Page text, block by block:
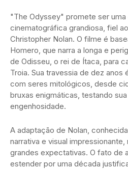
"The Odyssey" promete ser uma
cinematográfica grandiosa, fiel
Christopher Nolan. O filme é
Homero, que narra a longa e
de Odisseu, o rei de Ítaca, para
Troia. Sua travessia de dez anos
com seres mitológicos, desde
bruxas enigmáticas, testando
engenhosidade.
A adaptação de Nolan,
narrativa e visual impressionante,
grandes expectativas. O fato de
estender por uma década